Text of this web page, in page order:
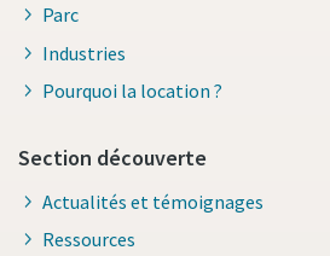
Parc
Industries
Pourquoi la location ?
Section découverte
Actualités et témoignages
Ressources